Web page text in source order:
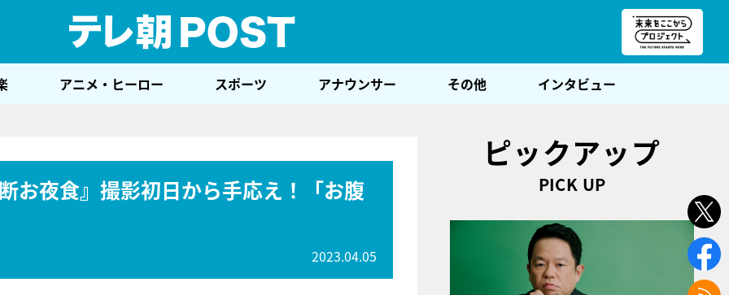
アニメ・ヒーロー スポーツ アナウンサー その他 インタビュー
お夜食』撮影初日から手応え！「お腹
2023.04.05
ピックアップ
PICK UP